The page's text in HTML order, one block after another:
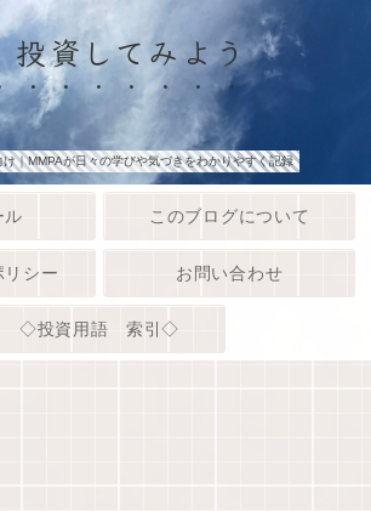
投資してみよう
｜MMPAが日々の学びや気づきをわかりやすく記録
ル このブログについて
リシー お問い合わせ
◇投資用語 索引◇